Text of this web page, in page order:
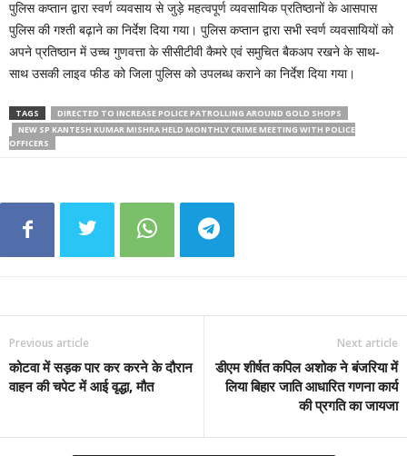
पुलिस कप्तान द्वारा स्वर्ण व्यवसाय से जुड़े महत्वपूर्ण व्यवसायिक प्रतिष्ठानों के आसपास
पुलिस की गश्ती बढ़ाने का निर्देश दिया गया। पुलिस कप्तान द्वारा सभी स्वर्ण व्यवसायियों को
अपने प्रतिष्ठान में उच्च गुणवत्ता के सीसीटीवी कैमरे एवं समुचित बैकअप रखने के साथ-
साथ उसकी लाइव फीड को जिला पुलिस को उपलब्ध कराने का निर्देश दिया गया।
TAGS
DIRECTED TO INCREASE POLICE PATROLLING AROUND GOLD SHOPS
NEW SP KANTESH KUMAR MISHRA HELD MONTHLY CRIME MEETING WITH POLICE
OFFICERS
Previous article
कोटवा में सड़क पार कर करने के दौरान
वाहन की चपेट में आई वृद्धा, मौत
Next article
डीएम शीर्षत कपिल अशोक ने बंजरिया में
लिया बिहार जाति आधारित गणना कार्य
की प्रगति का जायजा